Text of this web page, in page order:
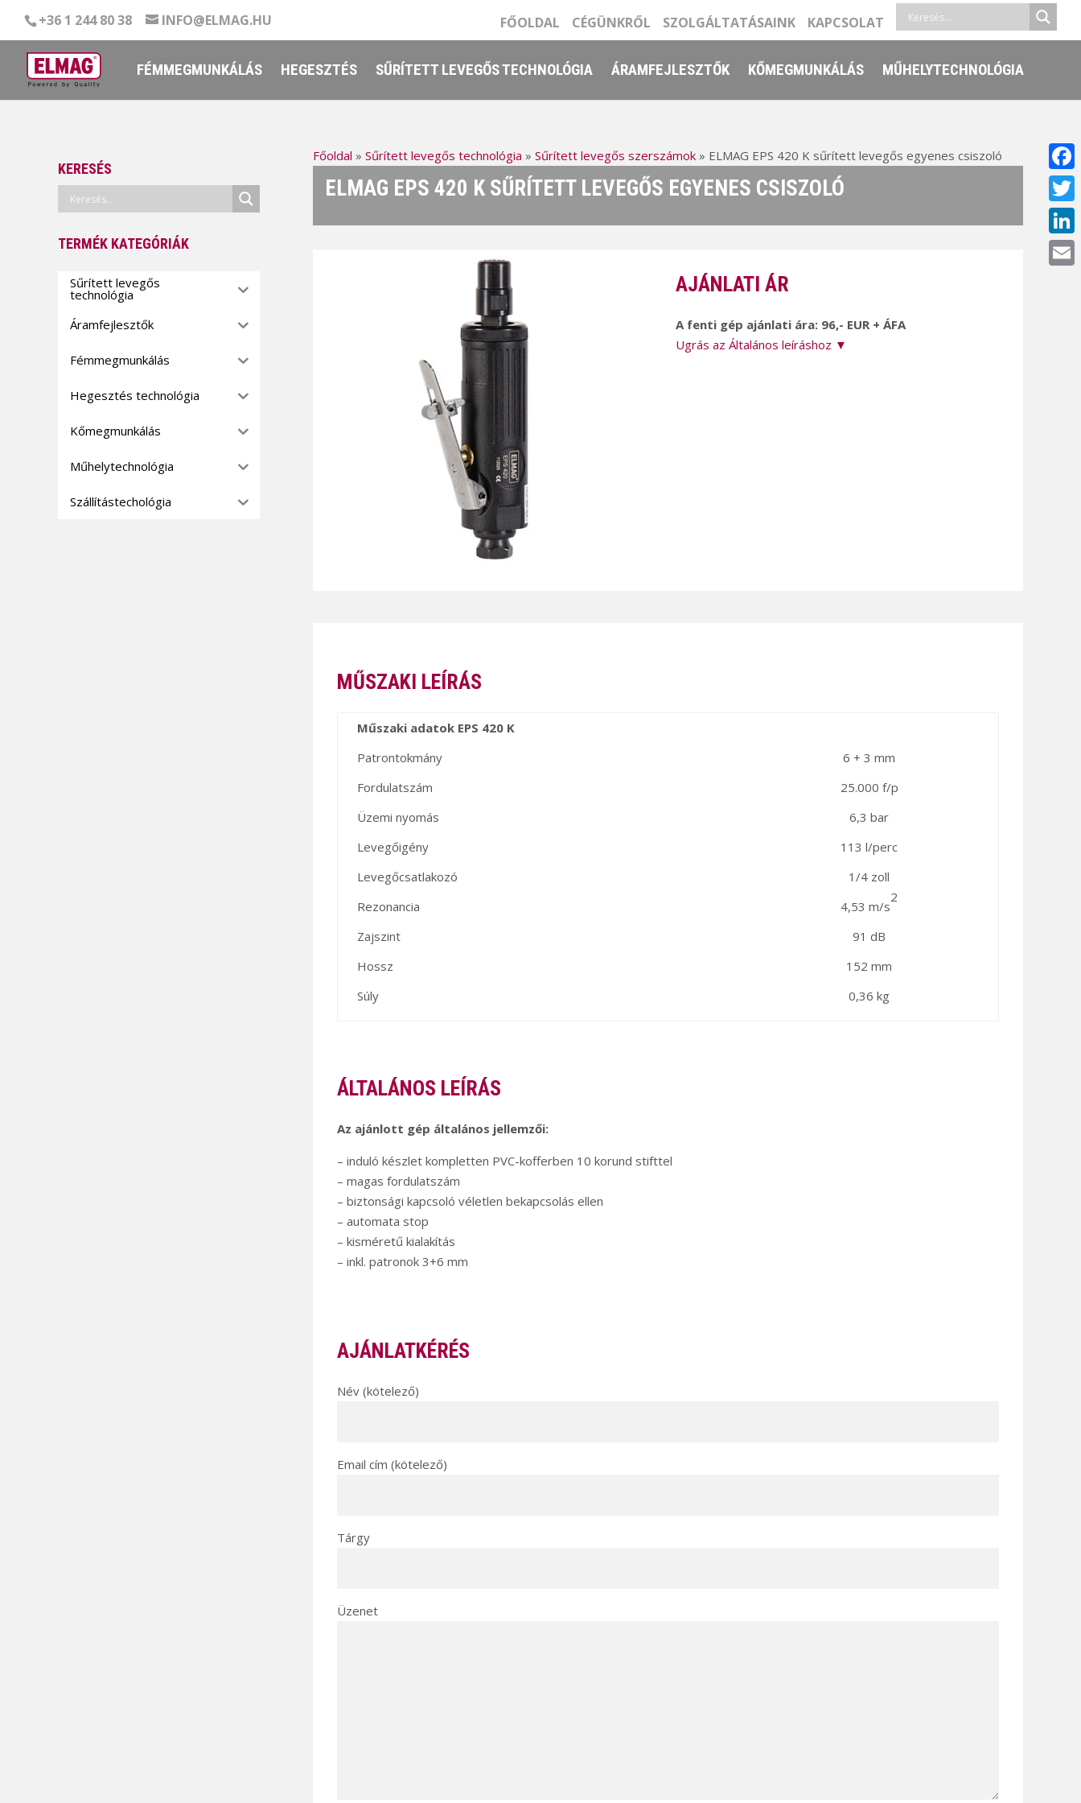
+36 1 244 80 38 INFO@ELMAG.HU FŐOLDAL CÉGÜNKRŐL SZOLGÁLTATÁSAINK KAPCSOLAT
FÉMMEGMUNKÁLÁS HEGESZTÉS SŰRÍTETT LEVEGŐS TECHNOLÓGIA ÁRAMFEJLESZTŐK KŐMEGMUNKÁLÁS MŰHELYTECHNOLÓGIA
Főoldal » Sűrített levegős technológia » Sűrített levegős szerszámok» ELMAG EPS 420 K sűrített levegős egyenes csiszoló
ELMAG EPS 420 K SŰRÍTETT LEVEGŐS EGYENES CSISZOLÓ
AJÁNLATI ÁR
A fenti gép ajánlati ára: 96,- EUR + ÁFA
Ugrás az Általános leíráshoz ▼
MŰSZAKI LEÍRÁS
Műszaki adatok EPS 420 K
Patrontokmány
6 + 3 mm
Fordulatszám
25.000 f/p
Üzemi nyomás
6,3 bar
Levegőigény
113 l/perc
Levegőcsatlakozó
1/4 zoll
Rezonancia
4,53 m/s
2
Zajszint
91 dB
Hossz
152 mm
Súly
0,36 kg
ÁLTALÁNOS LEÍRÁS
Az ajánlott gép általános jellemzői:
– induló készlet kompletten PVC-kofferben 10 korund stifttel
– magas fordulatszám
– biztonsági kapcsoló véletlen bekapcsolás ellen
– automata stop
– kisméretű kialakítás
– inkl. patronok 3+6 mm
AJÁNLATKÉRÉS
Név (kötelező)
Email cím (kötelező)
Tárgy
Üzenet
KERESÉS
TERMÉK KATEGÓRIÁK
Sűrített levegős
technológia
Áramfejlesztők
Fémmegmunkálás
Hegesztés technológia
Kőmegmunkálás
Műhelytechnológia
Szállítástechológia